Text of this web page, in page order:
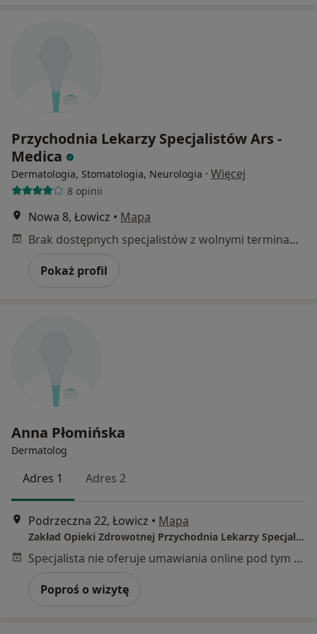
Przychodnia Lekarzy Specjalistów Ars -
Medica
Dermatologia, Stomatologia, Neurologia · Więcej
8 opinii
Nowa 8, Łowicz • Mapa
Brak dostępnych specjalistów z wolnymi terminami w tym centrum medycznym.
Pokaż profil
Anna Płomińska
Dermatolog
Adres 1 Adres 2
Podrzeczna 22, Łowicz • Mapa
Zakład Opieki Zdrowotnej Przychodnia Lekarzy Specjalistów "ARS- MEDICA"
Specjalista nie oferuje umawiania online pod tym adresem.
Poproś o wizytę